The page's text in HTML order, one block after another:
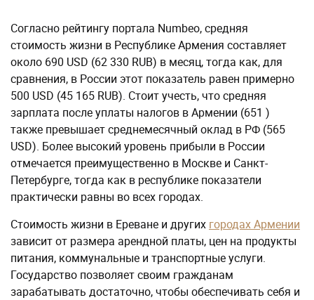
Согласно рейтингу портала Numbeo, средняя
стоимость жизни в Республике Армения составляет
около 690 USD (62 330 RUB) в месяц, тогда как, для
сравнения, в России этот показатель равен примерно
500 USD (45 165 RUB). Стоит учесть, что средняя
зарплата после уплаты налогов в Армении (651 )
также превышает среднемесячный оклад в РФ (565
USD). Более высокий уровень прибыли в России
отмечается преимущественно в Москве и Санкт-
Петербурге, тогда как в республике показатели
практически равны во всех городах.
Стоимость жизни в Ереване и других городах Армении
зависит от размера арендной платы, цен на продукты
питания, коммунальные и транспортные услуги.
Государство позволяет своим гражданам
зарабатывать достаточно, чтобы обеспечивать себя и